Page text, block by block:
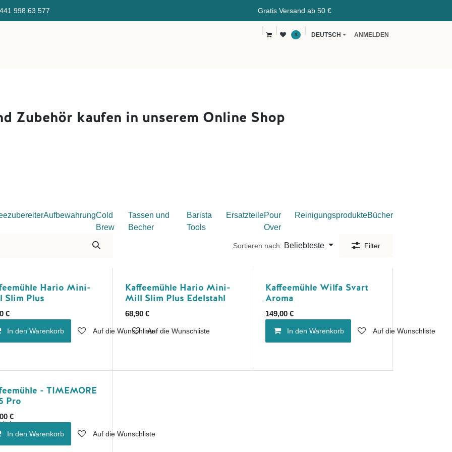
998 ​63 577 Gratis Versand ab 50 €
0 DEUTSCH ANMELDEN
Zubehör kaufen in unserem Online Shop
AufbewahrungCold
Brew
Tassen und
Becher
Barista
Tools
ErsatzteilePour
Over
ReinigungsprodukteBücher
Sortieren nach: Beliebteste Filter
Hario Mini-
Slim Plus
€
In den Warenkorb Auf die Wunschliste
Kaffeemühle Hario Mini-
Mill Slim Plus Edelstahl
68,90 €
Auf die Wunschliste
Kaffeemühle Wilfa Svart
Aroma
149,00€
In den Warenkorb Auf die Wunschliste
- TIMEMORE
Pro
€
In den Warenkorb Auf die Wunschliste